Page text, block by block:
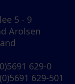
5 - 9
Arolsen
629-0
629-501